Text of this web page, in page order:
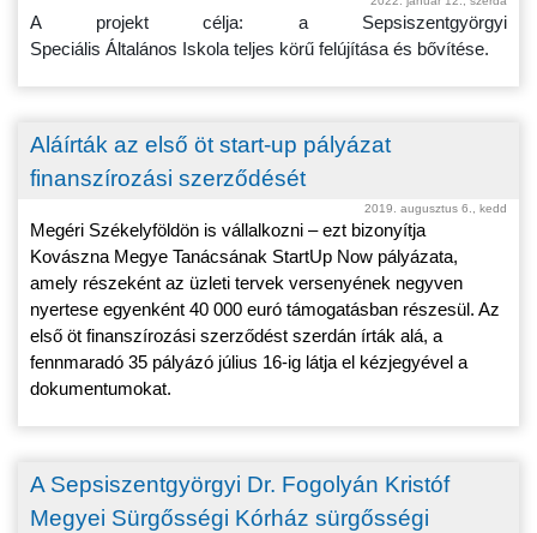
A projekt célja: a Sepsiszentgyörgyi
Speciális Általános Iskola teljes körű felújítása és bővítése.
Aláírták az első öt start-up pályázat
finanszírozási szerződését
2019. augusztus 6., kedd
Megéri Székelyföldön is vállalkozni – ezt bizonyítja
Kovászna Megye Tanácsának StartUp Now pályázata,
amely részeként az üzleti tervek versenyének negyven
nyertese egyenként 40 000 euró támogatásban részesül. Az
első öt finanszírozási szerződést szerdán írták alá, a
fennmaradó 35 pályázó július 16-ig látja el kézjegyével a
dokumentumokat.
A Sepsiszentgyörgyi Dr. Fogolyán Kristóf
Megyei Sürgősségi Kórház sürgősségi